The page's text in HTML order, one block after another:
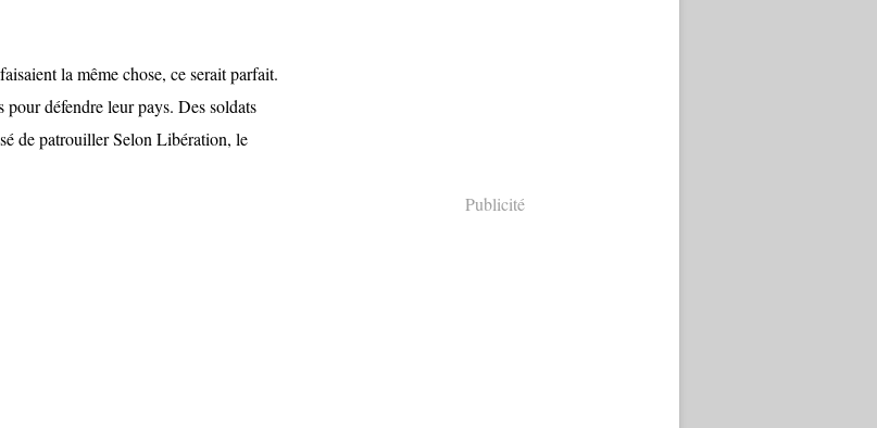
la même chose, ce serait parfait.
pour défendre leur pays. Des soldats
de patrouiller Selon Libération, le
Publicité